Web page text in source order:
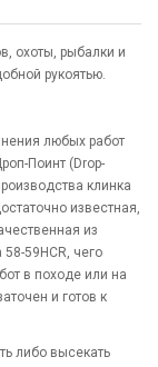
охоты, рыбалки и
рукоятью.
любых работ
Поинт (Drop-
клинка
известная,
из
59HCR, чего
в походе или на
и готов к
либо высекать